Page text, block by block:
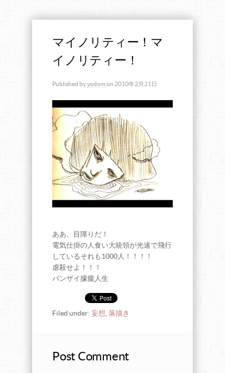
マイノリティー！マ
イノリティー！
Published byyodom on 2010年2月21日
ああ、目障りだ！
電気仕掛の人食い大統領が光速で飛行
しているそれも1000人！！！！
虐殺せよ！！！
バンザイ朦朧人生
Filed under: 妄想,落描き
Post Comment